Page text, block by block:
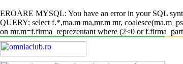
EROARE MYSQL: You have an error in your SQL
QUERY: select f.*,ma.m ma,mr.m mr,
on mr.m=f.firma_reprezentant where (2<0 or